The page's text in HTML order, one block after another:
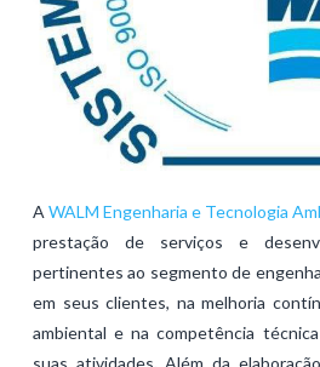
AWALM Engenharia e Tecnologia
prestação de serviços e
pertinentes ao segmento de
em seus clientes, na melhoria
ambiental e na competência